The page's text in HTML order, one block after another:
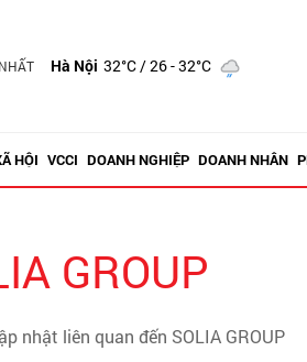
Hà Nội 32°C/ 26 - 32°C
HỘI VCCI DOANH NGHIỆP DOANH NHÂN
GROUP
nhật liên quan đến SOLIA GROUP